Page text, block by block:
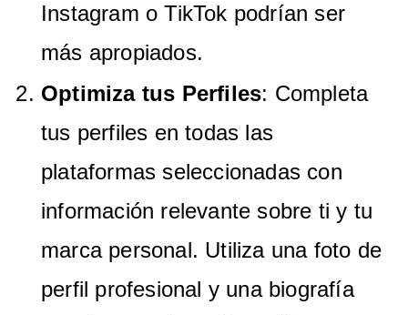
Instagram o TikTok podrían ser
más apropiados.
Optimiza tus Perfiles: Completa
tus perfiles en todas las
plataformas seleccionadas con
información relevante sobre ti y tu
marca personal. Utiliza una foto de
perfil profesional y una biografía